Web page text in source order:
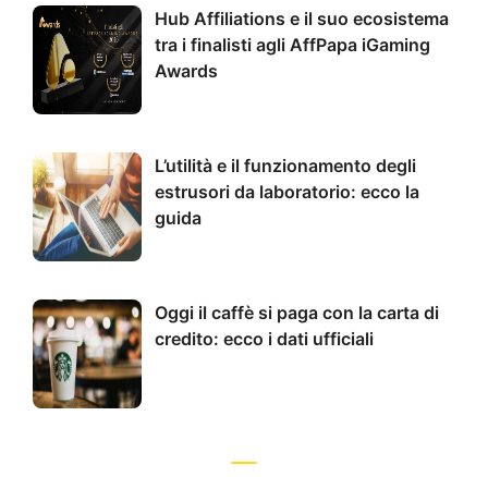
Hub Affiliations e il suo ecosistema
tra i finalisti agli AffPapa iGaming
Awards
L’utilità e il funzionamento degli
estrusori da laboratorio: ecco la
guida
Oggi il caffè si paga con la carta di
credito: ecco i dati ufficiali